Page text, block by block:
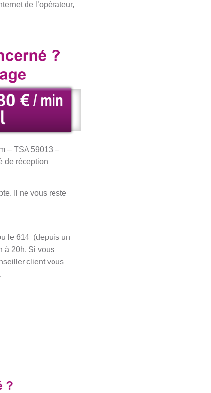
de l’opérateur,
– TSA 59013 –
de réception
Il ne vous reste
le 614 (depuis un
à 20h. Si vous
client vous